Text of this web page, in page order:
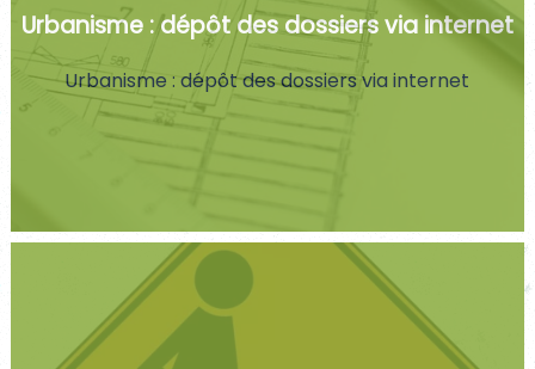
Urbanisme : dépôt des dossiers via internet
Urbanisme : dépôt des dossiers via internet